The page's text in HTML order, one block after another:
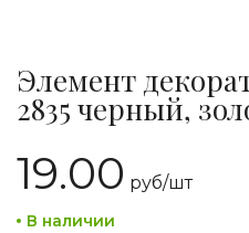
Элемент
2835 черный,
19.00 руб/шт
В наличии